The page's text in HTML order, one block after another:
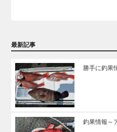
最新記事
勝手に釣果
釣果情報～